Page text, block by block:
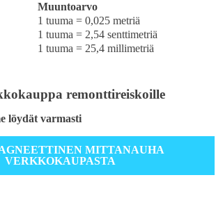
Muuntoarvo
1 tuuma = 0,025 metriä
1 tuuma = 2,54 senttimetriä
1 tuuma = 25,4 millimetriä
remonttireiskoille
löydät varmasti
MITTANAUHA
VERKKOKAUPASTA